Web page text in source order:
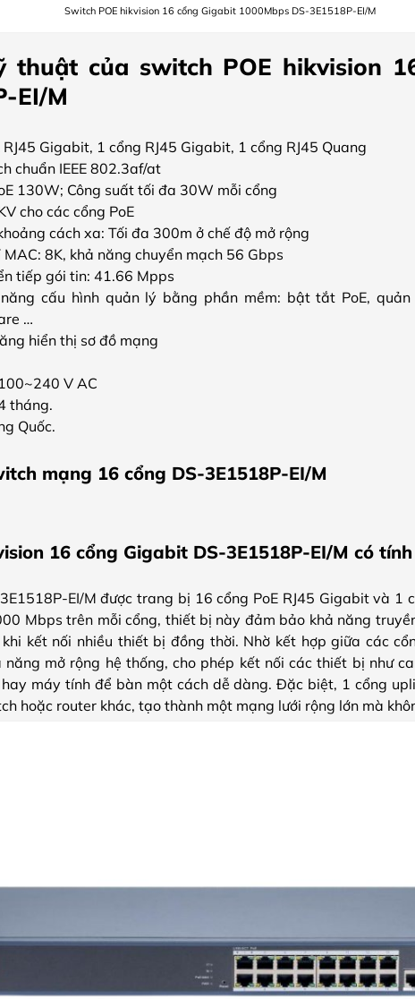
Switch POE hikvision 16 cổng Gigabit 1000Mbps DS-3E1518P-EI/M
thuật của switch POE hikvision
EI/M
RJ45 Gigabit, 1 cổng RJ45 Gigabit, 1 cổng RJ45 Quang
chuẩn IEEE 802.3af/at
130W; Công suất tối đa 30W mỗi cổng
cho các cổng PoE
cách xa: Tối đa 300m ở chế độ mở rộng
8K, khả năng chuyển mạch 56 Gbps
tiếp gói tin: 41.66 Mpps
cấu hình quản lý bằng phần mềm: bật tắt PoE,
…
hiển thị sơ đồ mạng
V AC
tháng.
Quốc.
mạng 16 cổng DS-3E1518P-EI/M
16 cổng Gigabit DS-3E1518P-EI/M có
EI/M được trang bị 16 cổng PoE RJ45 Gigabit và 1
Mbps trên mỗi cổng, thiết bị này đảm bảo khả năng
kết nối nhiều thiết bị đồng thời. Nhờ kết hợp giữa các
mở rộng hệ thống, cho phép kết nối các thiết bị như
máy tính để bàn một cách dễ dàng. Đặc biệt, 1 cổng
hoặc router khác, tạo thành một mạng lưới rộng lớn mà